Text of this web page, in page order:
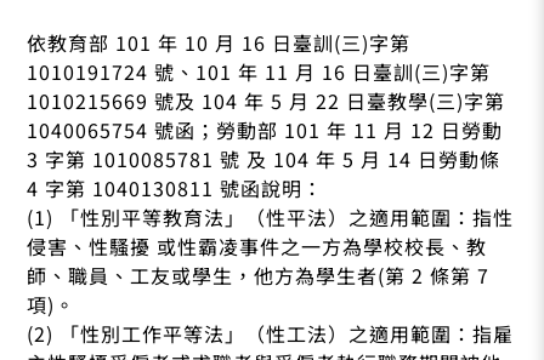
依教育部 101 年 10 月 16 日臺訓(三)字第
1010191724 號、101 年 11 月 16 日臺訓(三)字第
1010215669 號及 104 年 5 月 22 日臺教學(三)字第
1040065754 號函；勞動部 101 年 11 月 12 日勞動
3 字第 1010085781 號 及 104 年 5 月 14 日勞動條
4 字第 1040130811 號函說明：
(1) 「性別平等教育法」（性平法）之適用範圍：指性
侵害、性騷擾 或性霸凌事件之一方為學校校長、教
師、職員、工友或學生，他方為學生者(第 2 條第 7
項)。
(2) 「性別工作平等法」（性工法）之適用範圍：指雇